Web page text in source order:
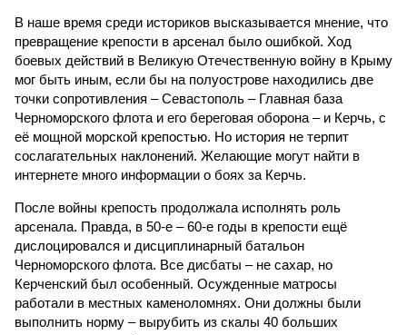
В наше время среди историков высказывается мнение, что
превращение крепости в арсенал было ошибкой. Ход
боевых действий в Великую Отечественную войну в Крыму
мог быть иным, если бы на полуострове находились две
точки сопротивления – Севастополь – Главная база
Черноморского флота и его береговая оборона – и Керчь, с
её мощной морской крепостью. Но история не терпит
сослагательных наклонений. Желающие могут найти в
интернете много информации о боях за Керчь.
После войны крепость продолжала исполнять роль
арсенала. Правда, в 50-е – 60-е годы в крепости ещё
дислоцировался и дисциплинарный батальон
Черноморского флота. Все дисбаты – не сахар, но
Керченский был особенный. Осужденные матросы
работали в местных каменоломнях. Они должны были
выполнить норму – вырубить из скалы 40 больших